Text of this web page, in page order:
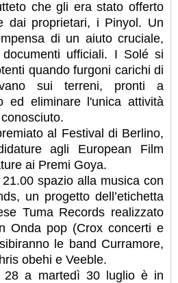
che gli era stato offerto
dai proprietari, i Pinyol. Un
di un aiuto cruciale,
ufficiali. I Solé si
quando furgoni carichi di
sui terreni, pronti a
ed eliminare l'unica attività
al Festival di Berlino,
agli European Film
ai Premi Goya.
spazio alla musica con
un progetto dell’etichetta
Tuma Records realizzato
Onda pop (Crox concerti e
le band Curramore,
obehi e Veeble.
28 a martedì 30 luglio è in